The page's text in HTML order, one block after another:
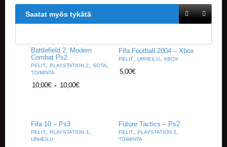
Saatat myös tykätä
Battlefield 2: Modern
Combat Ps2
PELIT, PLAYSTATION 2, SOTA,
TOIMINTA
10,00€ - 10,00€
Fifa Football 2004 – Xbox
PELIT, URHEILU, XBOX
5,00€
Fifa 10 – Ps3
PELIT, PLAYSTATION 3,
URHEILU
Future Tactics – Ps2
PELIT, PLAYSTATION 2,
TOIMINTA